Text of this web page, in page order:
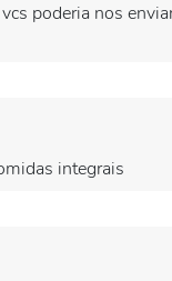
poderia nos
integrais